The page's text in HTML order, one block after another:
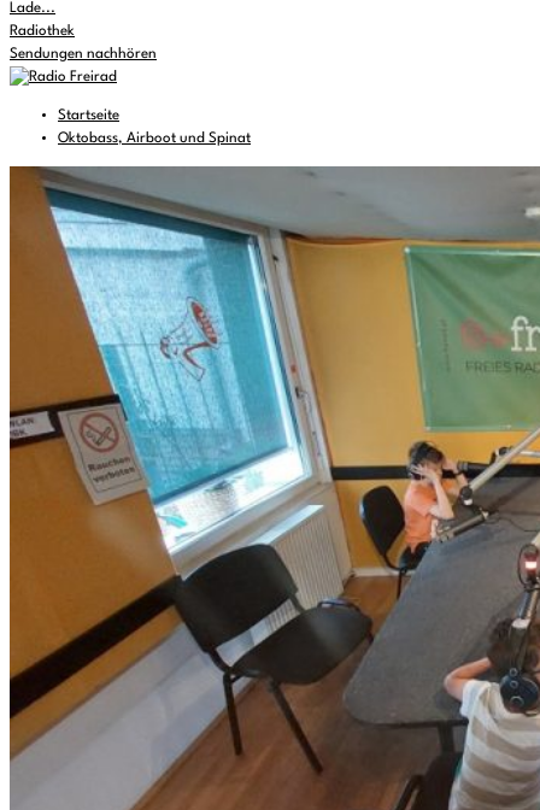
Lade...
Radiothek
Sendungen nachhören
Startseite
Oktobass, Airboot und Spinat